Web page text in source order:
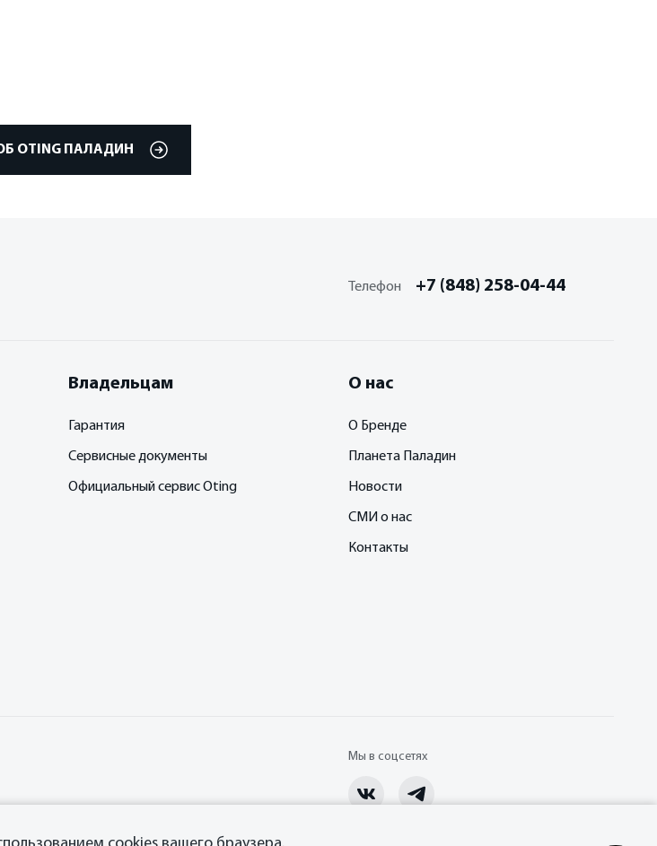
OTING ПАЛАДИН
Телефон +7 (848) 258-04-44
Владельцам
Гарантия
Сервисные документы
Официальный сервис Oting
О нас
О Бренде
Планета Паладин
Новости
СМИ о нас
Контакты
Мы в соцсетях